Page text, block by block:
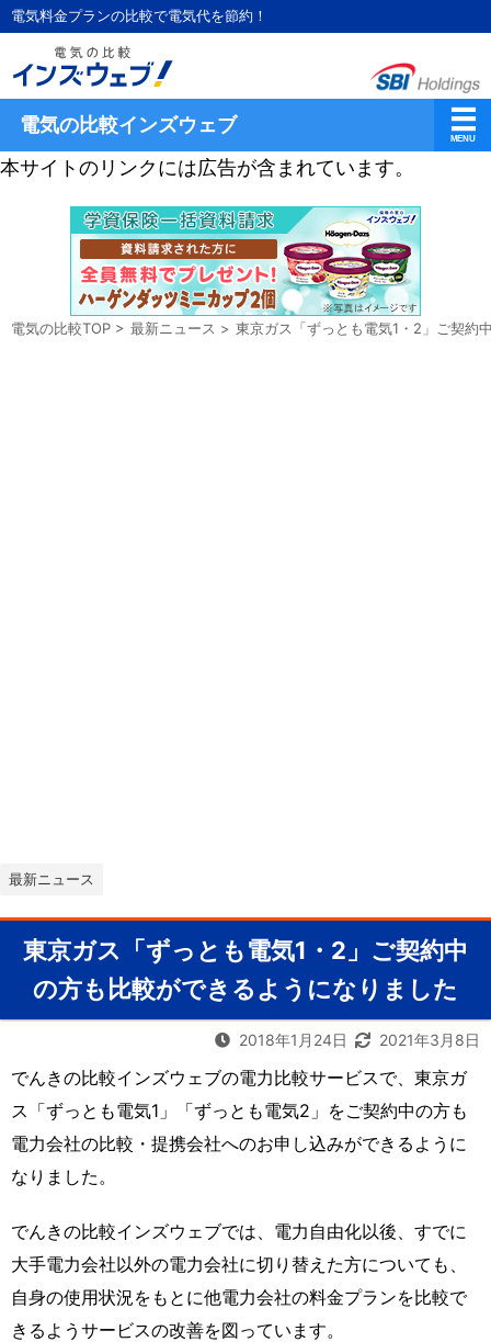
電気料金プランの比較で電気代を節約！
電気の比較インズウェブ
本サイトのリンクには広告が含まれています。
電気の比較TOP > 最新ニュース > 東京ガス「ずっとも電気1・2」ご契約
最新ニュース
東京ガス「ずっとも電気1・2」ご契約中
の方も比較ができるようになりました
2018年1月24日 2021年3月8日
でんきの比較インズウェブの電力比較サービスで、東京ガ
ス「ずっとも電気1」「ずっとも電気2」をご契約中の方も
電力会社の比較・提携会社へのお申し込みができるように
なりました。
でんきの比較インズウェブでは、電力自由化以後、すでに
大手電力会社以外の電力会社に切り替えた方についても、
自身の使用状況をもとに他電力会社の料金プランを比較で
きるようサービスの改善を図っています。